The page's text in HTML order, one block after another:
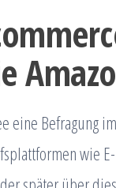
eine Befragung
wie